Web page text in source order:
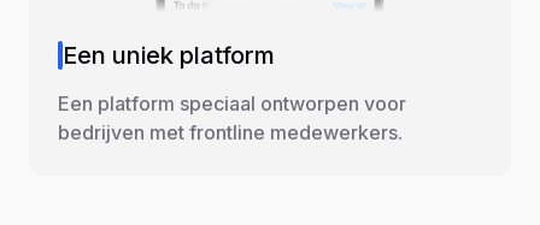
Een uniek platform
Een platform speciaal ontworpen voor
bedrijven met frontline medewerkers.